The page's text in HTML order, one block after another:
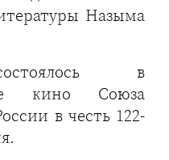
Назыма
в
кино Союза
в честь 122-